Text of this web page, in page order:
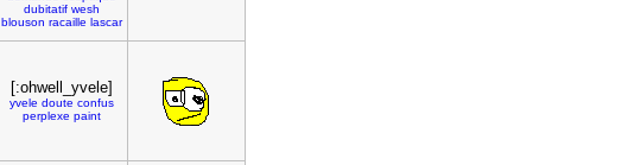
dubitatif wesh
blouson racaille lascar
[:ohwell_yvele]
yvele doute confus
perplexe paint